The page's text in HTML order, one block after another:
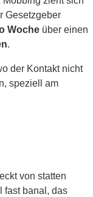
Gesetzgeber
Woche über einen
.
der Kontakt nicht
speziell am
von statten
fast banal, das